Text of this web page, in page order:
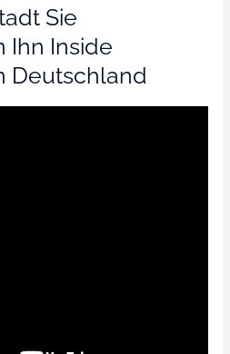
Sie
Ihn Inside
Deutschland